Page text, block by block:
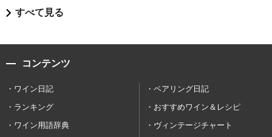
すべて見る
コンテンツ
ワイン日記
ペアリング日記
ランキング
おすすめワイン＆レシピ
ワイン用語辞典
ヴィンテージチャート